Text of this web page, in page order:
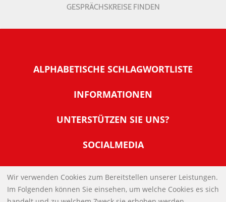
GESPRÄCHSKREISE FINDEN
ALPHABETISCHE SCHLAGWORTLISTE
INFORMATIONEN
Warum NachDenkSeiten
Tipps zur Nutzung der NachDenkSeiten
Banner und E-Mail-Signaturen
Links
UNTERSTÜTZEN SIE UNS?
Werden Sie Fördermitglied
Spenden Sie Online
SOCIALMEDIA
IMPRESSUM
DATENSCHUTZERKLÄRUNG
Wir verwenden Cookies zum Bereitstellen unserer Leistungen.
Im Folgenden können Sie einsehen, um welche Cookies es sich